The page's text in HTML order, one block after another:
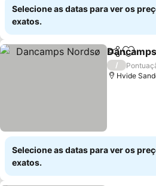
Selecione as datas para ver os
exatos.
Partilhar
/
Hvide
Selecione as datas para ver os
exatos.